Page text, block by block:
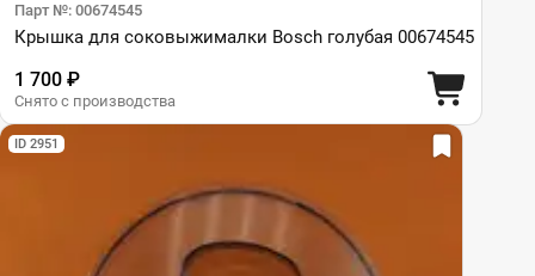
Парт №: 00674545
Крышка для соковыжималки Bosch голубая 00674545
1 700 ₽
Снято с производства
ID 2951